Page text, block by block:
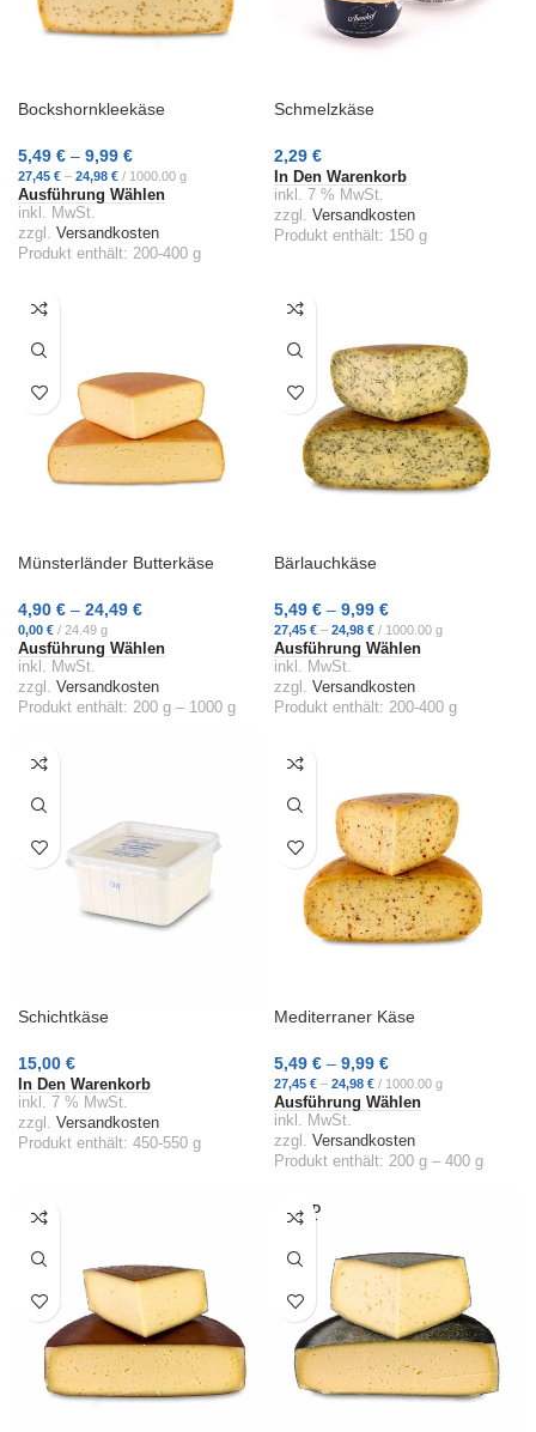
Bockshornkleekäse
5,49 € – 9,99 €
27,45 € – 24,98 € / 1000.00 g
Ausführung Wählen
inkl. MwSt.
zzgl. Versandkosten
Produkt enthält: 200-400 g
Schmelzkäse
2,29 €
In Den Warenkorb
inkl. 7 % MwSt.
zzgl. Versandkosten
Produkt enthält: 150 g
Münsterländer Butterkäse
4,90 € – 24,49 €
0,00 € / 24.49 g
Ausführung Wählen
inkl. MwSt.
zzgl. Versandkosten
Produkt enthält: 200 g – 1000 g
Bärlauchkäse
5,49 € – 9,99 €
27,45 € – 24,98 € / 1000.00 g
Ausführung Wählen
inkl. MwSt.
zzgl. Versandkosten
Produkt enthält: 200-400 g
Schichtkäse
15,00 €
In Den Warenkorb
inkl. 7 % MwSt.
zzgl. Versandkosten
Produkt enthält: 450-550 g
Mediterraner Käse
5,49 € – 9,99 €
27,45 € – 24,98 € / 1000.00 g
Ausführung Wählen
inkl. MwSt.
zzgl. Versandkosten
Produkt enthält: 200 g – 400 g
SOLD
OUT